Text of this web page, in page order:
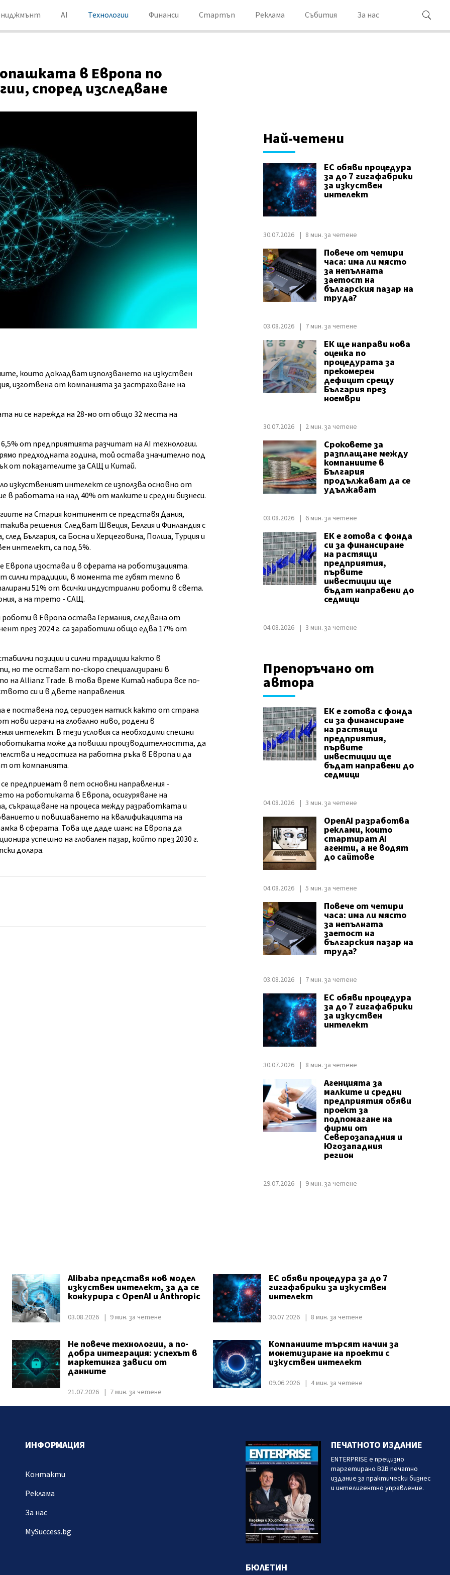
AI Технологии Финанси Стартъп Реклама Събития За нас
в Европа по
според изследване
които докладват използването на изкуствен
изготвена от компанията за застраховане на
ни се нарежда на 28-мо от общо 32 места на
6,5% от предприятията разчитат на AI технологии.
предходната година, той остава значително под
от показателите за САЩ и Китай.
изкуственият интелект се използва основно от
в работата на над 40% от малките и средни бизнеси.
на Стария континент се представя Дания,
решения. Следват Швеция, Белгия и Финландия с
България, са Босна и Херцеговина, Полша, Турция и
интелект, са под 5%.
изостава и в сферата на роботизацията.
силни традиции, в момента те губят темпо в
51% от всички индустриални роботи в света.
а на трето - САЩ.
в Европа остава Германия, следвана от
през 2024 г. са заработили общо едва 17% от
позиции и силни традиции както в
но те остават по-скоро специализирани в
на Allianz Trade. В това време Китай набира все по-
си и в двете направления.
е поставена под сериозен натиск както от страна
играчи на глобално ниво, родени в
интелект. В тези условия са необходими спешни
може да повиши производителността, да
и недостига на работна ръка в Европа и да
от компанията.
предприемат в пет основни направления -
на роботиката в Европа, осигуряване на
съкращаване на процеса между разработката и
и повишаването на квалификацията на
в сферата. Това ще даде шанс на Европа да
успешно на глобален пазар, който през 2030 г.
долара.
Най-четени
ЕС обяви процедура
за до 7 гигафабрики
за изкуствен
интелект
30.07.2026 8 мин. за четене
Повече от четири
часа: има ли място
за непълната
заетост на
българския пазар на
труда?
03.08.2026 7 мин. за четене
ЕК ще направи нова
оценка по
процедурата за
прекомерен
дефицит срещу
България през
ноември
30.07.2026 2 мин. за четене
Сроковете за
разплащане между
компаниите в
България
продължават да се
удължават
03.08.2026 6 мин. за четене
ЕК е готова с фонда
си за финансиране
на растящи
предприятия,
първите
инвестиции ще
бъдат направени до
седмици
04.08.2026 3 мин. за четене
Препоръчано от
автора
ЕК е готова с фонда
си за финансиране
на растящи
предприятия,
първите
инвестиции ще
бъдат направени до
седмици
04.08.2026 3 мин. за четене
OpenAI разработва
реклами, които
стартират AI
агенти, а не водят
до сайтове
04.08.2026 5 мин. за четене
Повече от четири
часа: има ли място
за непълната
заетост на
българския пазар на
труда?
03.08.2026 7 мин. за четене
ЕС обяви процедура
за до 7 гигафабрики
за изкуствен
интелект
30.07.2026 8 мин. за четене
Агенцията за
малките и средни
предприятия обяви
проект за
подпомагане на
фирми от
Северозападния и
Югозападния
регион
29.07.2026 9 мин. за четене
Alibaba представя нов модел
изкуствен интелект, за да се
конкурира с OpenAI и Anthropic
03.08.2026 9 мин. за четене
ЕС обяви процедура за до 7
гигафабрики за изкуствен
интелект
30.07.2026 8 мин. за четене
Не повече технологии, а по-
добра интеграция: успехът в
маркетинга зависи от
данните
21.07.2026 7 мин. за четене
Компаниите търсят начин за
монетизиране на проекти с
изкуствен интелект
09.06.2026 4 мин. за четене
ИНФОРМАЦИЯ
Контакти
Реклама
За нас
MySuccess.bg
ПЕЧАТНОТО ИЗДАНИЕ
ENTERPRISE е прецизно
таргетирано B2B печатно
издание за практически бизнес
и интелигентно управление.
БЮЛЕТИН